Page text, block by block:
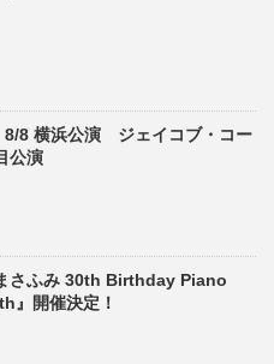
8 横浜公演 ジェイコブ・コー
公演
さふみ 30th Birthday Piano
』開催決定！